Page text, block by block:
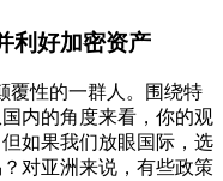
利好加密资产
覆性的一群人。围绕特
内的角度来看，你的观
如果我们放眼国际，选
对亚洲来说，有些政策